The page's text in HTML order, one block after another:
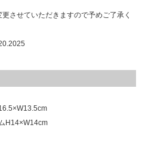
させていただきますので予めご了承く
H14×W14cm